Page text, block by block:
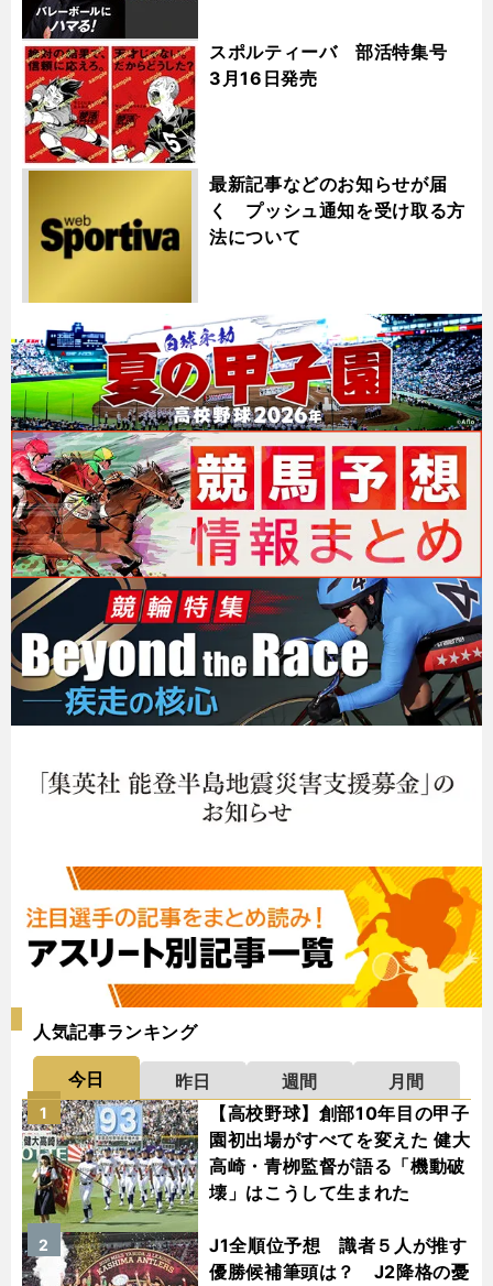
スポルティーバ 部活特集号
3月16日発売
最新記事などのお知らせが届
く プッシュ通知を受け取る方
法について
人気記事ランキング
今日 昨日 週間
月間
【高校野球】創部10年目の甲子
園初出場がすべてを変えた 健大
高崎・青栁監督が語る「機動破
壊」はこうして生まれた
1
J1全順位予想 識者５人が推す
優勝候補筆頭は？ J2降格の憂
2